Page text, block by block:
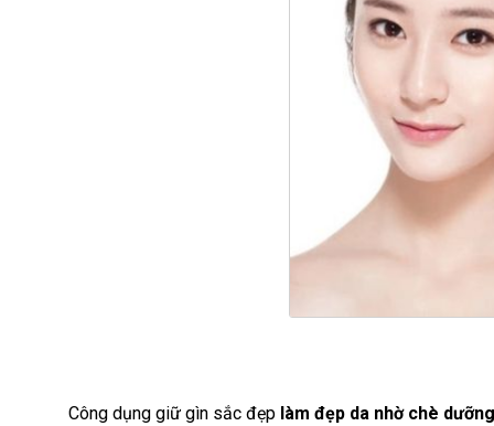
Công dụng giữ gìn sắc đẹp làm đẹp da nhờ chè